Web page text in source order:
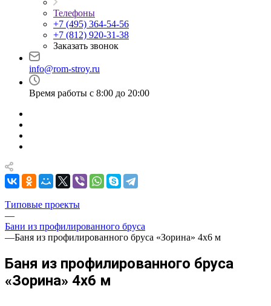
Телефоны
+7 (495) 364-54-56
+7 (812) 920-31-38
Заказать звонок
info@rom-stroy.ru
Время работы с 8:00 до 20:00
Типовые проекты
—
Бани из профилированного бруса
—Баня из профилированного бруса «Зорина» 4х6 м
Баня из профилированного бруса
«Зорина» 4х6 м